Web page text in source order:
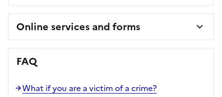
Online services and forms
FAQ
What if you are a victim of a crime?